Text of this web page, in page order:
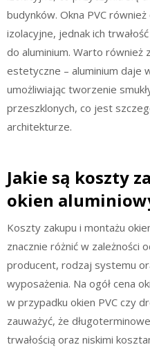
budynków. Okna PVC
izolacyjne, jednak ich
do aluminium. Warto również
estetyczne – aluminium daje
umożliwiając tworzenie
przeszklonych, co jest
architekturze.
Jakie są koszty
okien
Koszty zakupu i montażu
znacznie różnić w zależności
producent, rodzaj systemu
wyposażenia. Na ogół cena
w przypadku okien PVC czy
zauważyć, że
trwałością oraz niskimi